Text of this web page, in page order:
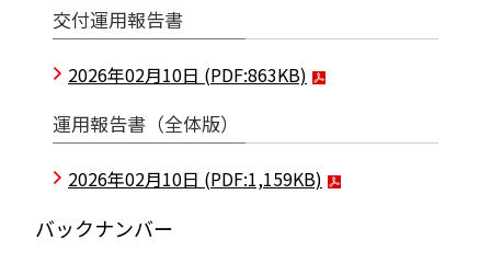
交付運用報告書
2026年02月10日 (PDF:863KB)
運用報告書（全体版）
2026年02月10日 (PDF:1,159KB)
バックナンバー